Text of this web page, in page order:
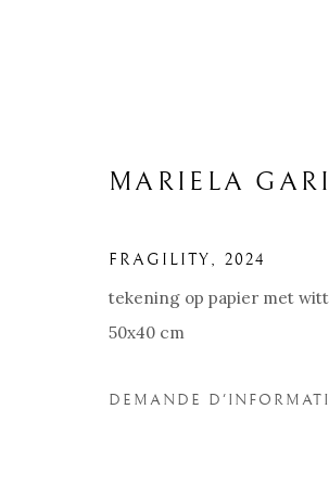
MARIELA
FRAGILITY, 2024
tekening op papier met
50x40 cm
DEMANDE